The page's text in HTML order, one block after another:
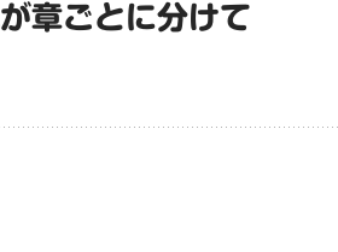
章ごとに分けて